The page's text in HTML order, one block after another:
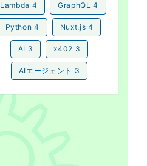
Lambda 4 GraphQL 4
Python 4 Nuxt.js 4
AI 3 x402 3
AIエージェント 3